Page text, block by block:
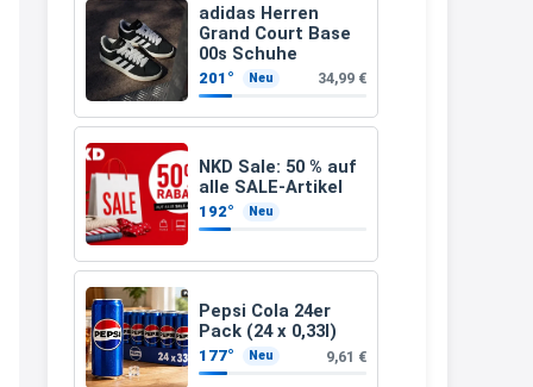
adidas Herren
Grand Court Base
00s Schuhe
201° Neu 34,99 €
NKD Sale: 50 % auf
alle SALE-Artikel
192° Neu
Pepsi Cola 24er
Pack (24 x 0,33l)
177° Neu 9,61 €
Och siche den Gutschein
fürmeggelebaguetts
Kerstin
Meggle bagett Gutschein code
21:37
↩
Kerstin
Bei EDEKA